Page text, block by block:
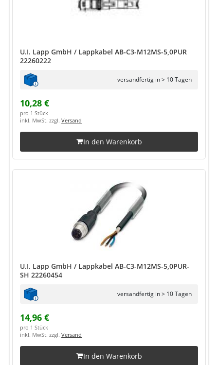
U.I. Lapp GmbH / Lappkabel AB-C3-M12MS-5,0PUR
22260222
versandfertig in > 10 Tagen
10,28 €
pro 1 Stück
inkl. MwSt. zzgl. Versand
In den Warenkorb
U.I. Lapp GmbH / Lappkabel AB-C3-M12MS-5,0PUR-
SH 22260454
versandfertig in > 10 Tagen
14,96 €
pro 1 Stück
inkl. MwSt. zzgl. Versand
In den Warenkorb